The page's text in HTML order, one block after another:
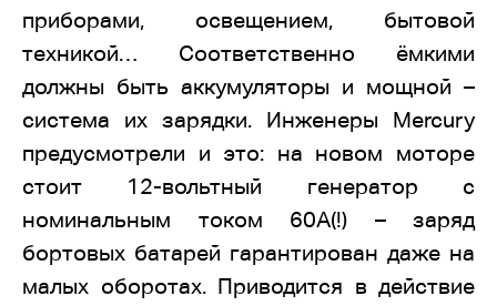
приборами, освещением, бытовой
техникой… Соответственно ёмкими
должны быть аккумуляторы и мощной –
система их зарядки. Инженеры Mercury
предусмотрели и это: на новом моторе
стоит 12-вольтный генератор с
номинальным током 60А(!) – заряд
бортовых батарей гарантирован даже на
малых оборотах. Приводится в действие